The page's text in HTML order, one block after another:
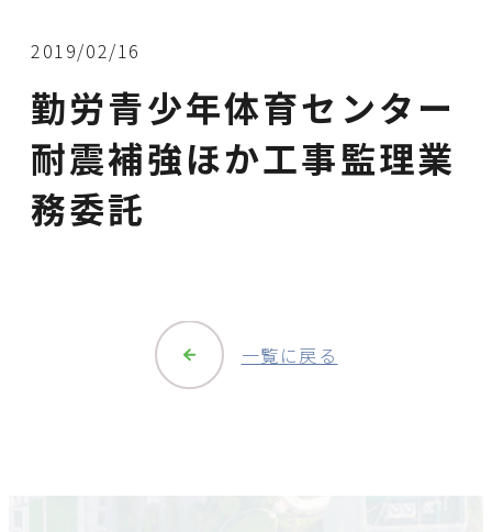
2019/02/16
勤労青少年体育センター
耐震補強ほか工事監理業
務委託
一覧に戻る